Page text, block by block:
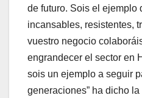
de futuro. Sois el ejemplo
incansables, resistentes,
vuestro negocio
engrandecer el sector en
sois un ejemplo a seguir
generaciones” ha dicho